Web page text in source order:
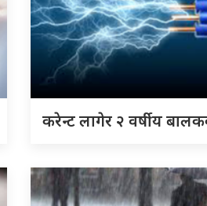
करेन्ट लागेर २ वर्षीय